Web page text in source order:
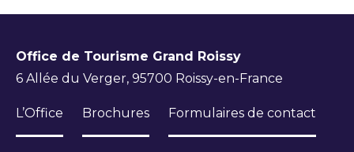
Office de Tourisme Grand Roissy
6 Allée du Verger, 95700 Roissy-en-France
L’Office Brochures Formulaires de contact